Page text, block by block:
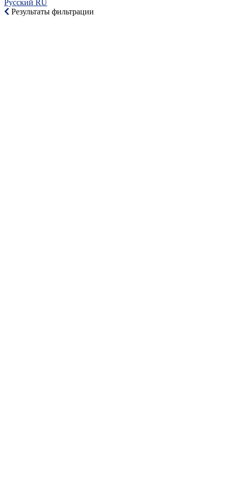
Русский RU‎
Результаты фильтрации